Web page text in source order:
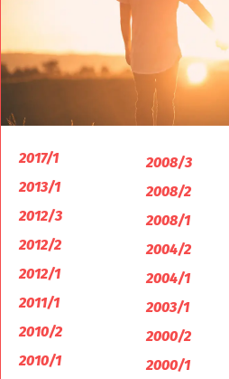
2017/1
2013/1
2012/3
2012/2
2012/1
2011/1
2010/2
2010/1
2008/3
2008/2
2008/1
2004/2
2004/1
2003/1
2000/2
2000/1